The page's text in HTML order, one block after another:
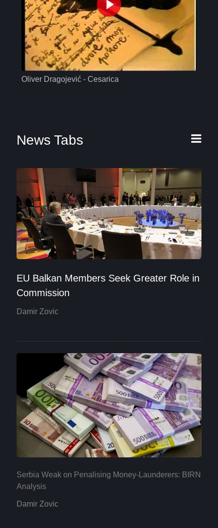
Oliver Dragojević - Cesarica
News Tabs
EU Balkan Members Seek Greater Role in
Commission
Damir Zovic
Serbia Weak on Penalising Money-Launderers: BIRN
Analysis
Damir Zovic